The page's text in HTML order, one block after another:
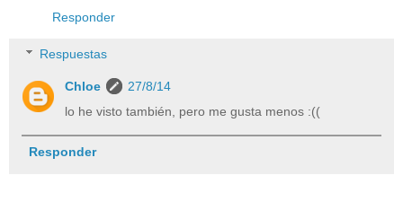
Responder
Respuestas
Chloe
27/8/14
lo he visto también, pero me gusta menos :((
Responder